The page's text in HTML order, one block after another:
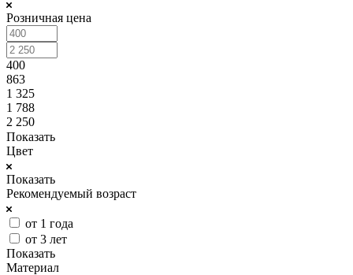
Розничная цена
400
863
1 325
1 788
2 250
Показать
Цвет
Показать
Рекомендуемый возраст
от 1 года
от 3 лет
Показать
Материал